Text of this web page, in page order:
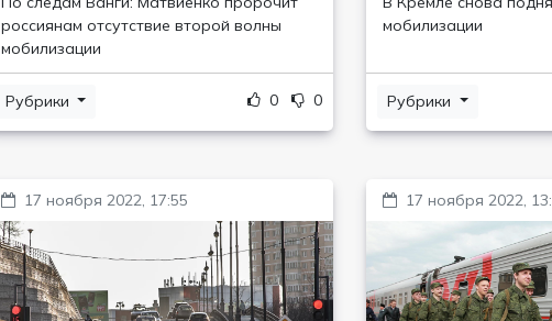
россиянам отсутствие второй волны
мобилизации
Рубрики 0 0
мобилизации
Рубрики
17 ноября 2022, 17:55 17 ноября 2022,